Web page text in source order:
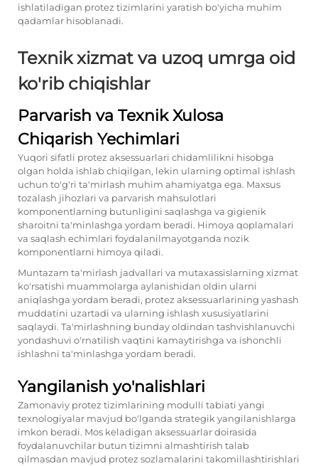
ishlatiladigan protez tizimlarini yaratish bo'yicha muhim
qadamlar hisoblanadi.
Texnik xizmat va uzoq umrga oid
ko'rib chiqishlar
Parvarish va Texnik Xulosa
Chiqarish Yechimlari
Yuqori sifatli protez aksessuarlari chidamlilikni hisobga
olgan holda ishlab chiqilgan, lekin ularning optimal ishlash
uchun to'g'ri ta'mirlash muhim ahamiyatga ega. Maxsus
tozalash jihozlari va parvarish mahsulotlari
komponentlarning butunligini saqlashga va gigienik
sharoitni ta'minlashga yordam beradi. Himoya qoplamalari
va saqlash echimlari foydalanilmayotganda nozik
komponentlarni himoya qiladi.
Muntazam ta'mirlash jadvallari va mutaxassislarning xizmat
ko'rsatishi muammolarga aylanishidan oldin ularni
aniqlashga yordam beradi, protez aksessuarlarining yashash
muddatini uzartadi va ularning ishlash xususiyatlarini
saqlaydi. Ta'mirlashning bunday oldindan tashvishlanuvchi
yondashuvi o'rnatilish vaqtini kamaytirishga va ishonchli
ishlashni ta'minlashga yordam beradi.
Yangilanish yo'nalishlari
Zamonaviy protez tizimlarining modulli tabiati yangi
texnologiyalar mavjud bo'lganda strategik yangilanishlarga
imkon beradi. Mos keladigan aksessuarlar doirasida
foydalanuvchilar butun tizimni almashtirish talab
qilmasdan mavjud protez sozlamalarini takomillashtirishlari